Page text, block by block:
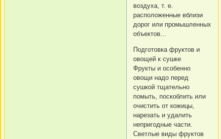
воздуха, т. е.
расположенные вблизи
дорог или промышленных
объектов...
Подготовка фруктов и
овощей к сушке
Фрукты и особенно
овощи надо перед
сушкой тщательно
помыть, поскоблить или
очистить от кожицы,
нарезать и удалить
непригодные части.
Светлые виды фруктов